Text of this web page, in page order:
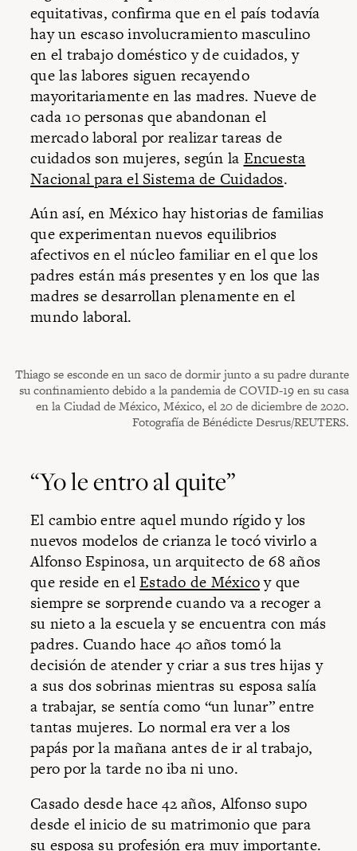
equitativas, confirma que en el país todavía
hay un escaso involucramiento masculino
en el trabajo doméstico y de cuidados, y
que las labores siguen recayendo
mayoritariamente en las madres. Nueve de
cada 10 personas que abandonan el
mercado laboral por realizar tareas de
cuidados son mujeres, según la Encuesta
Nacional para el Sistema de Cuidados.
Aún así, en México hay historias de familias
que experimentan nuevos equilibrios
afectivos en el núcleo familiar en el que los
padres están más presentes y en los que las
madres se desarrollan plenamente en el
mundo laboral.
Thiago se esconde en un saco de dormir junto a su padre durante
su confinamiento debido a la pandemia de COVID-19 en su casa
en la Ciudad de México, México, el 20 de diciembre de 2020.
Fotografía de Bénédicte Desrus/REUTERS.
“Yo le entro al quite”
El cambio entre aquel mundo rígido y los
nuevos modelos de crianza le tocó vivirlo a
Alfonso Espinosa, un arquitecto de 68 años
que reside en elEstado de Méxicoy que
siempre se sorprende cuando va a recoger a
su nieto a la escuela y se encuentra con más
padres. Cuando hace 40 años tomó la
decisión de atender y criar a sus tres hijas y
a sus dos sobrinas mientras su esposa salía
a trabajar, se sentía como “un lunar” entre
tantas mujeres. Lo normal era ver a los
papás por la mañana antes de ir al trabajo,
pero por la tarde no iba ni uno.
Casado desde hace 42 años, Alfonso supo
desde el inicio de su matrimonio que para
su esposa su profesión era muy importante.